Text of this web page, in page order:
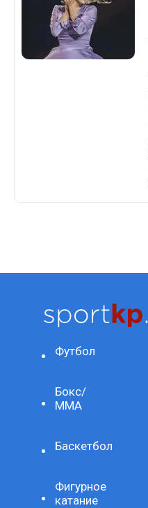
Футбол
Бокс/
ММА
Баскетбол
Фигурное
катание